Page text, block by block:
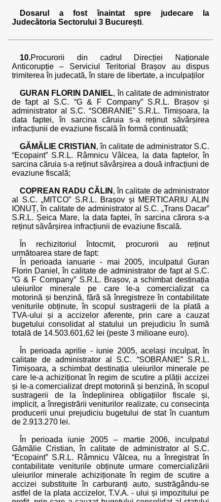
Dosarul a fost înaintat spre judecare la
Judecătoria Sectorului 3 București.
10.Procurorii din cadrul Direcției Naționale
Anticorupție – Serviciul Teritorial Brașov au dispus
trimiterea în judecată, în stare de libertate, a inculpaților
GURAN FLORIN DANIEL, în calitate de administrator
de fapt al S.C. “G & F Company” S.R.L. Brașov și
administrator al S.C. “SOBRANIE” S.R.L. Timișoara, la
data faptei, în sarcina căruia s-a reținut săvârșirea
infracțiunii de evaziune fiscală în formă continuată;
GĂMĂLIE CRISTIAN , în calitate de administrator S.C.
“Ecopaint” S.R.L. Râmnicu Vâlcea, la data faptelor, în
sarcina căruia s-a reținut săvârșirea a două infracțiuni de
evaziune fiscală;
COPREAN RADU CĂLIN , în calitate de administrator
al S.C. „MITCO” S.R.L. Brașov și MERTICARIU ALIN
IONUȚ, în calitate de administrator al S.C. „Trans Dacar”
S.R.L. Șeica Mare, la data faptei, în sarcina cărora s-a
reținut săvârșirea infracțiunii de evaziune fiscală.
În rechizitoriul întocmit, procurorii au reținut
următoarea stare de fapt:
În perioada ianuarie - mai 2005, inculpatul Guran
Florin Daniel, în calitate de administrator de fapt al S.C.
“G & F Company” S.R.L. Brașov, a schimbat destinația
uleiurilor minerale pe care le-a comercializat ca
motorină și benzină, fără să înregistreze în contabilitate
veniturile obținute, în scopul sustragerii de la plată a
TVA-ului și a accizelor aferente, prin care a cauzat
bugetului consolidat al statului un prejudiciu în sumă
totală de 14.503.601,62 lei (peste 3 milioane euro).
În perioada aprilie - iunie 2005, același inculpat, în
calitate de administrator al S.C. “SOBRANIE” S.R.L.
Timișoara, a schimbat destinația uleiurilor minerale pe
care le-a achiziționat în regim de scutire a plății accizei
și le-a comercializat drept motorină și benzină, în scopul
sustragerii de la îndeplinirea obligațiilor fiscale și,
implicit, a înregistrării veniturilor realizate, cu consecința
producerii unui prejudiciu bugetului de stat în cuantum
de 2.913.270 lei.
În perioada iunie 2005 – martie 2006, inculpatul
Gămălie Cristian, în calitate de administrator al S.C.
“Ecopaint” S.R.L. Râmnicu Vâlcea, nu a înregistrat în
contabilitate veniturile obținute urmare comercializării
uleiurilor minerale achiziționate în regim de scutire a
accizei substituite în carburanți auto, sustrăgându-se
astfel de la plata accizelor, T.V.A. - ului și impozitului pe